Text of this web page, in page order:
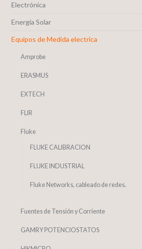
Electrónica
Energía Solar
Equipos de Medida electrica
Amprobe
ERASMUS
EXTECH
FLIR
Fluke
FLUKE CALIBRACION
FLUKE INDUSTRIAL
Fluke Networks, cableado de redes.
Fuentes de Tensión y Corriente
GAMRY POTENCIOSTATOS